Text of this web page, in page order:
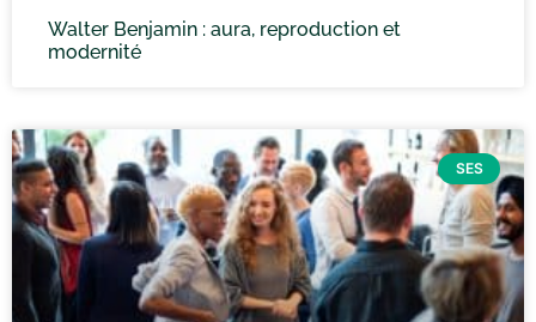
Walter Benjamin : aura, reproduction et
modernité
SES